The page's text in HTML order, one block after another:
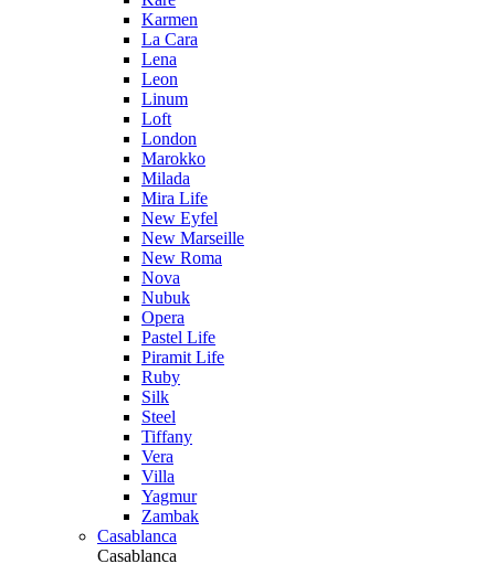
Karmen
La Cara
Lena
Leon
Linum
Loft
London
Marokko
Milada
Mira Life
New Eyfel
New Marseille
New Roma
Nova
Nubuk
Opera
Pastel Life
Piramit Life
Ruby
Silk
Steel
Tiffany
Vera
Villa
Yagmur
Zambak
Casablanca
Casablanca